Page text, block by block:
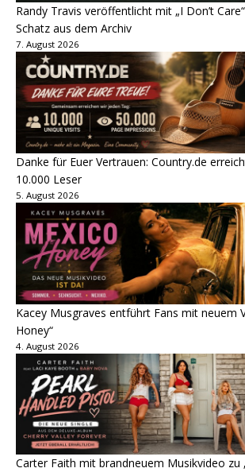
Randy Travis veröffentlicht mit „I Don’t
Schatz aus dem Archiv
7. August 2026
Danke für Euer Vertrauen: Country.de
10.000 Leser
5. August 2026
Kacey Musgraves entführt Fans mit neuem
Honey“
4. August 2026
Carter Faith mit brandneuem Musikvideo zu